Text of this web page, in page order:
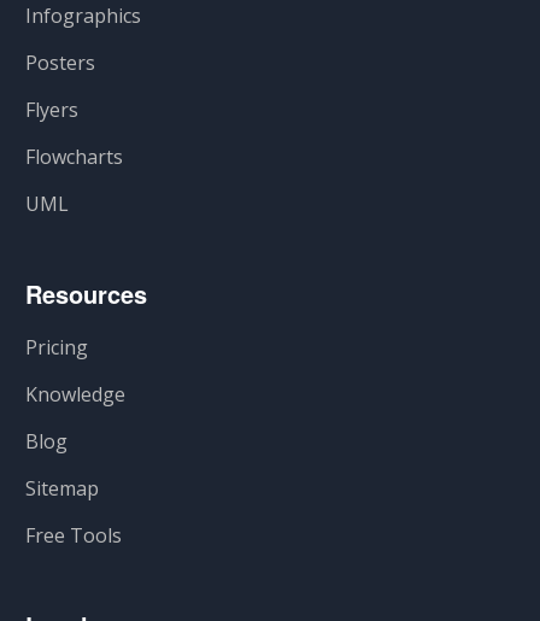
Infographics
Posters
Flyers
Flowcharts
UML
Resources
Pricing
Knowledge
Blog
Sitemap
Free Tools